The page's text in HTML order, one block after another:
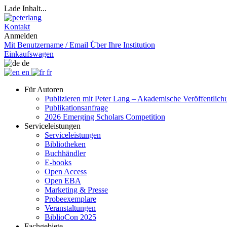
Lade Inhalt...
Kontakt
Anmelden
Mit Benutzername / Email Über Ihre Institution
Einkaufswagen
de
en
fr
Für Autoren
Publizieren mit Peter Lang – Akademische
Publikationsanfrage
2026 Emerging Scholars Competition
Serviceleistungen
Serviceleistungen
Bibliotheken
Buchhändler
E-books
Open Access
Open EBA
Marketing & Presse
Probeexemplare
Veranstaltungen
BiblioCon 2025